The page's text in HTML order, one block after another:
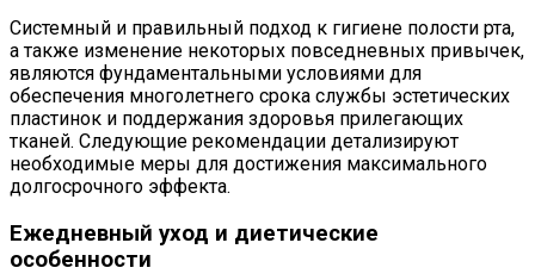
Системный и правильный подход к гигиене полости рта,
а также изменение некоторых повседневных привычек,
являются фундаментальными условиями для
обеспечения многолетнего срока службы эстетических
пластинок и поддержания здоровья прилегающих
тканей. Следующие рекомендации детализируют
необходимые меры для достижения максимального
долгосрочного эффекта.
Ежедневный уход и диетические
особенности